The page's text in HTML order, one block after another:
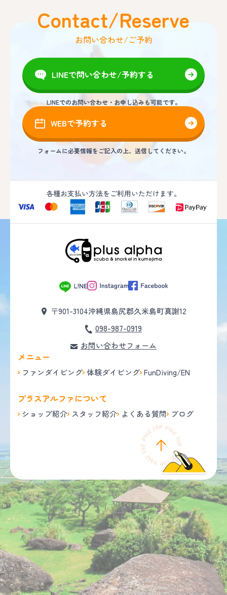
Contact/Reserve
お問い合わせ/ご予約
LINEで問い合わせ/予約する
LINEでのお問い合わせ・お申し込みも可能です。
WEBで予約する
フォームに必要情報をご記入の上、送信してください。
各種お支払い方法をご利用いただけます。
〒901-3104沖縄県島尻郡久米島町真謝12
098-987-0919
お問い合わせフォーム
メニュー
ファンダイビング 体験ダイビング FunDiving/EN
プラスアルファについて
ショップ紹介 スタッフ紹介 よくある質問 ブログ